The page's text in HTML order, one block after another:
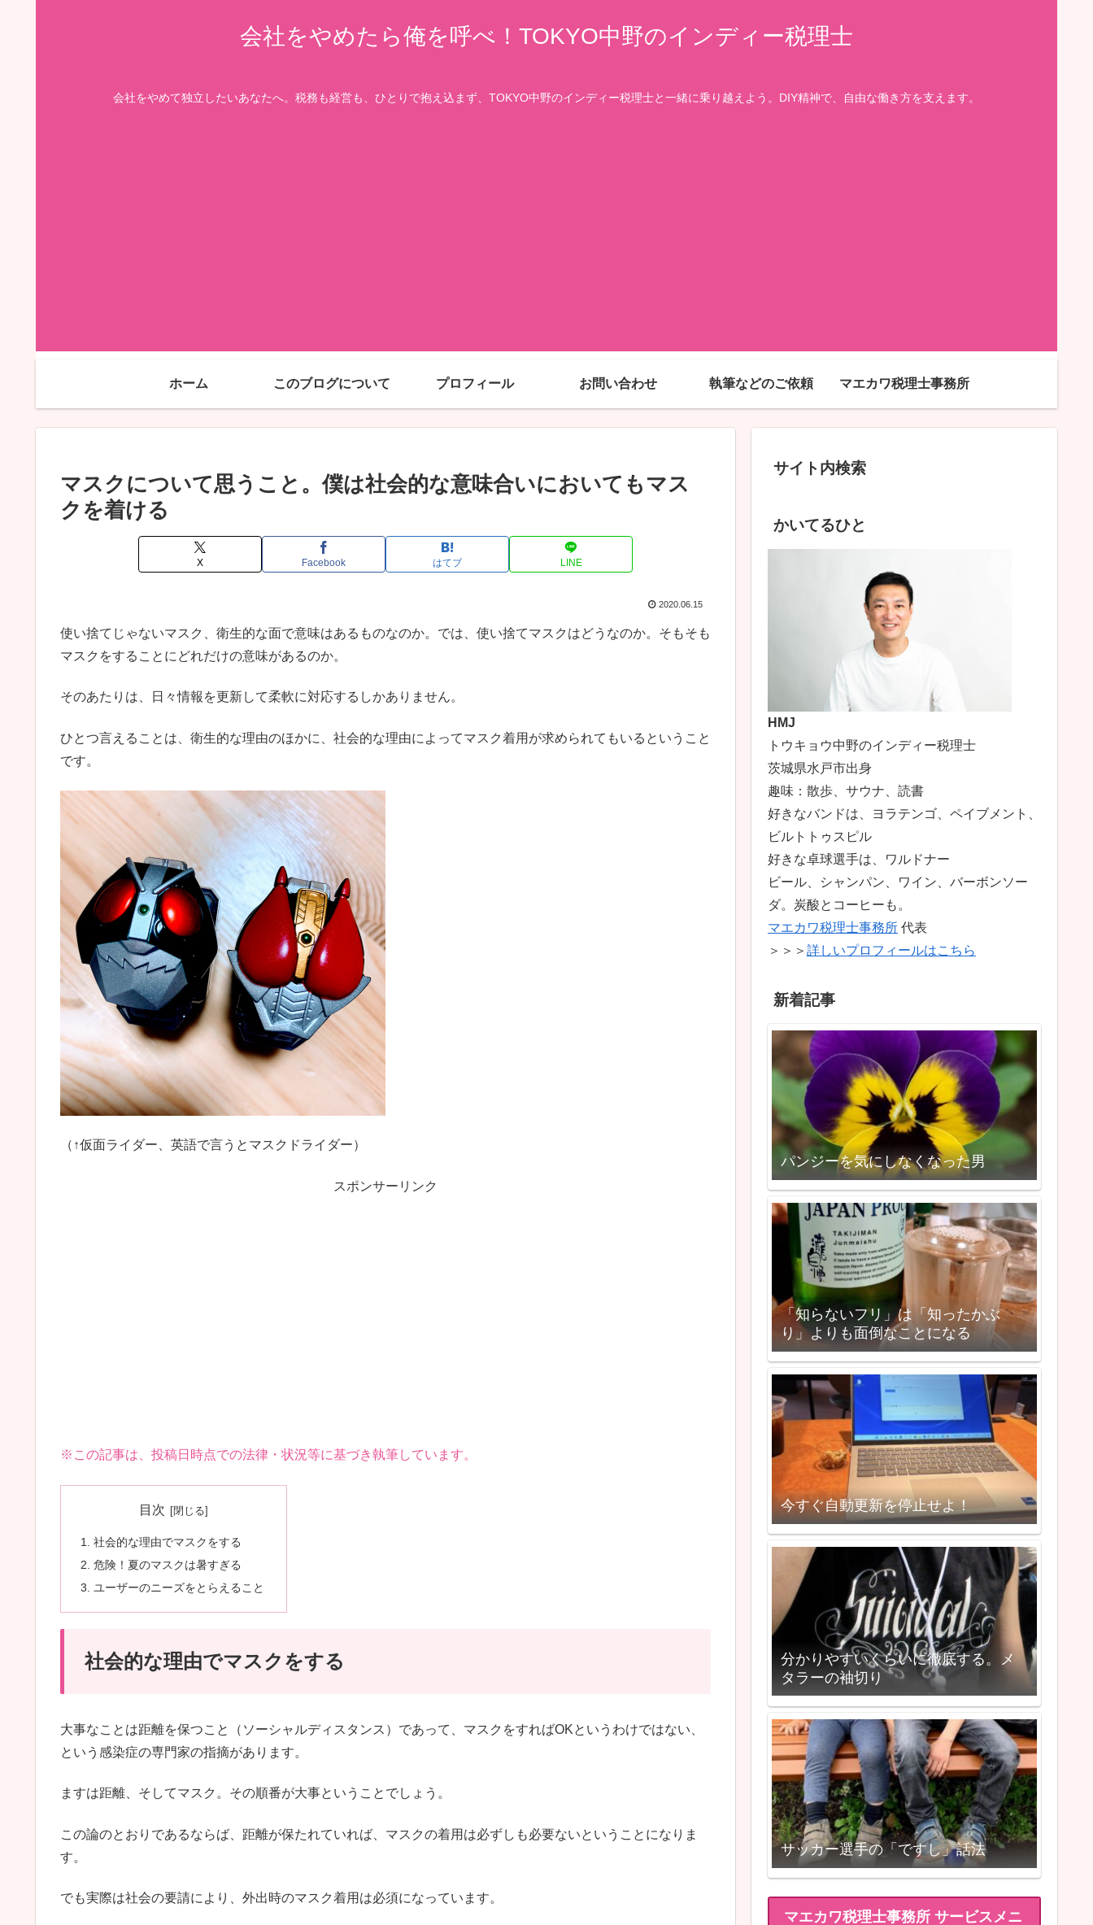
会社をやめたら俺を呼べ！TOKYO中野のインディー税理士
会社をやめて独立したいあなたへ。税務も経営も、ひとりで抱え込まず、TOKYO中野のインディー税理士と一緒に乗り越えよう。DIY精神で、自由な働き方を支えます。
ホーム このブログについて プロフィール お問い合わせ 執筆などのご依頼 マエカワ税理士事務所
マスクについて思うこと。僕は社会的な意味合いにおいてもマス
クを着ける
X Facebook はてブ LINE
2020.06.15
使い捨てじゃないマスク、衛生的な面で意味はあるものなのか。では、使い捨てマスクはどうなのか。そもそも
マスクをすることにどれだけの意味があるのか。
そのあたりは、日々情報を更新して柔軟に対応するしかありません。
ひとつ言えることは、衛生的な理由のほかに、社会的な理由によってマスク着用が求められてもいるということ
です。
（↑仮面ライダー、英語で言うとマスクドライダー）
スポンサーリンク
※この記事は、投稿日時点での法律・状況等に基づき執筆しています。
目次
社会的な理由でマスクをする
危険！夏のマスクは暑すぎる
ユーザーのニーズをとらえること
社会的な理由でマスクをする
大事なことは距離を保つこと（ソーシャルディスタンス）であって、マスクをすればOKというわけではない、
という感染症の専門家の指摘があります。
ますは距離、そしてマスク。その順番が大事ということでしょう。
この論のとおりであるならば、距離が保たれていれば、マスクの着用は必ずしも必要ないということになりま
す。
でも実際は社会の要請により、外出時のマスク着用は必須になっています。
サイト内検索
かいてるひと
HMJ
トウキョウ中野のインディー税理士
茨城県水戸市出身
趣味：散歩、サウナ、読書
好きなバンドは、ヨラテンゴ、ペイブメント、
ビルトトゥスピル
好きな卓球選手は、ワルドナー
ビール、シャンパン、ワイン、バーボンソー
ダ。炭酸とコーヒーも。
マエカワ税理士事務所 代表
＞＞＞ 詳しいプロフィールはこちら
新着記事
パンジーを気にしなくなった男
「知らないフリ」は「知ったかぶ
り」よりも面倒なことになる
今すぐ自動更新を停止せよ！
分かりやすいくらいに徹底する。メ
タラーの袖切り
サッカー選手の「ですし」話法
マエカワ税理士事務所 サービスメニ